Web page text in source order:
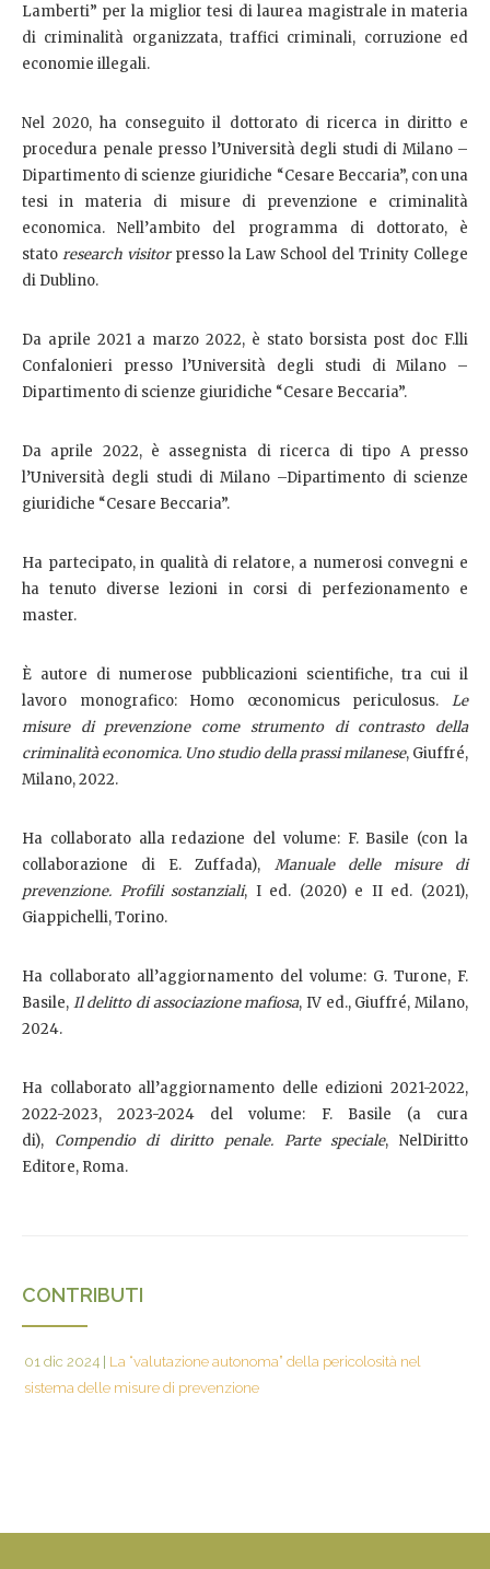
Lamberti” per la miglior tesi di laurea magistrale in materia
di criminalità organizzata, traffici criminali, corruzione ed
economie illegali.
Nel 2020, ha conseguito il dottorato di ricerca in diritto e
procedura penale presso l’Università degli studi di Milano –
Dipartimento di scienze giuridiche “Cesare Beccaria”, con una
tesi in materia di misure di prevenzione e criminalità
economica. Nell’ambito del programma di dottorato, è
stato research visitorpresso la Law School del Trinity College
di Dublino.
Da aprile 2021 a marzo 2022, è stato borsista post doc F.lli
Confalonieri presso l’Università degli studi di Milano –
Dipartimento di scienze giuridiche “Cesare Beccaria”.
Da aprile 2022, è assegnista di ricerca di tipo A presso
l’Università degli studi di Milano –Dipartimento di scienze
giuridiche “Cesare Beccaria”.
Ha partecipato, in qualità di relatore, a numerosi convegni e
ha tenuto diverse lezioni in corsi di perfezionamento e
master.
È autore di numerose pubblicazioni scientifiche, tra cui il
lavoro monografico: Homo œconomicus periculosus. Le
misure di prevenzione come strumento di contrasto della
criminalità economica. Uno studio della prassi milanese, Giuffré,
Milano, 2022.
Ha collaborato alla redazione del volume: F. Basile (con la
collaborazione di E. Zuffada), Manuale delle misure di
prevenzione. Profili sostanziali, I ed. (2020) e II ed. (2021),
Giappichelli, Torino.
Ha collaborato all’aggiornamento del volume: G. Turone, F.
Basile, Il delitto di associazione mafiosa, IV ed., Giuffré, Milano,
2024.
Ha collaborato all’aggiornamento delle edizioni 2021-2022,
2022-2023, 2023-2024 del volume: F. Basile (a cura
di), Compendio di diritto penale. Parte speciale, NelDiritto
Editore, Roma.
CONTRIBUTI
01 dic 2024
La “valutazione autonoma” della pericolosità nel
sistema delle misure di prevenzione